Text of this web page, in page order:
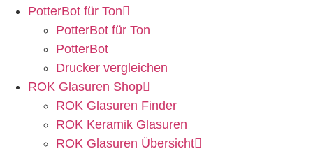
PotterBot für Ton
PotterBot für Ton
PotterBot
Drucker vergleichen
ROK Glasuren Shop
ROK Glasuren Finder
ROK Keramik Glasuren
ROK Glasuren Übersicht